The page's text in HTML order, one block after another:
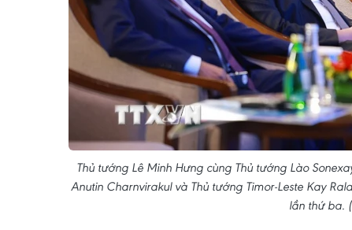
Thủ tướng Lê Minh Hưng cùng Thủ tướng Lào
Anutin Charnvirakul và Thủ tướng Timor-Leste Kay
lần thứ ba.